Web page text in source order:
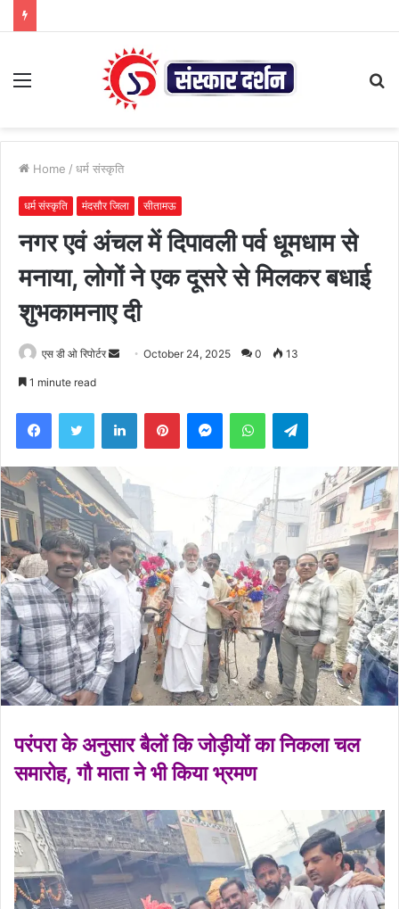
Menu
Home / धर्म संस्कृति
धर्म संस्कृति मंदसौर जिला सीतामऊ
नगर एवं अंचल में दिपावली पर्व धूमधाम से
मनाया, लोगों ने एक दूसरे से मिलकर बधाई
शुभकामनाए दी
एस डी ओ रिपोर्टर
SendOctober 24, 2025 0 13
1 minute read
FacebookTwitter LinkedInPinterestMessengerWhatsAppTelegram
परंपरा के अनुसार बैलों कि जोड़ीयों का निकला चल
समारोह, गौ माता ने भी किया भ्रमण